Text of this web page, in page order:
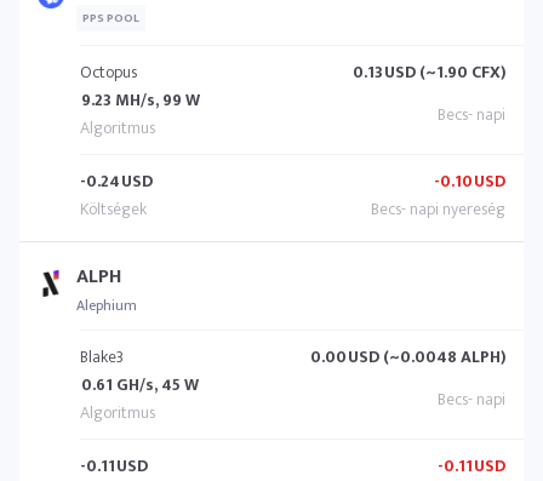
PPS POOL
Octopus
9.23 MH/s, 99 W
0.13USD (~1.90 CFX)
-0.24USD -0.10USD
ALPH
Alephium
Blake3
0.61 GH/s, 45 W
0.00USD (~0.0048 ALPH)
-0.11USD -0.11USD